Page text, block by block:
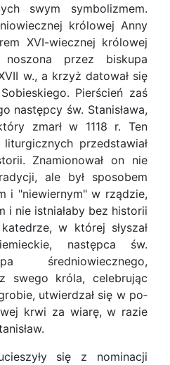
swym symbolizmem.
królowej Anny
XVI-wiecznej królowej
przez biskupa
w., a krzyż datował się
Pierścień zaś
następcy św. Stanisława,
zmarł w 1118 r. Ten
przedstawiał
Znamionował on nie
ale był sposobem
i "nie­wiernym" w rządzie,
i nie istniałaby bez historii
w której słyszał
na­stępca św.
średniowiecznego,
swego króla, celebrując
utwierdzał się w po­
krwi za wiarę, w razie
się z nominacji